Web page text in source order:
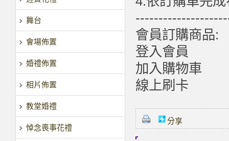
舞台
會場佈置
婚禮佈置
相片佈置
教堂婚禮
悼念喪事花禮
會員訂購商品:
登入會員
加入購物車
線上刷卡
分享